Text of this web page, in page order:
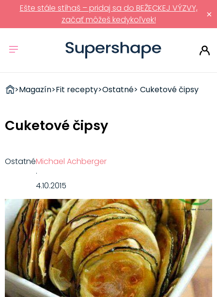
×
Ešte stále stíhaš – pridaj sa do BEŽECKEJ VÝZVY,
začať môžeš kedykoľvek!
ZDRAVÉ
>Magazín>Fit recepty>Ostatné> Cuketové čipsy
Cuketové čipsy
OstatnéMichael Achberger
·
4.10.2015